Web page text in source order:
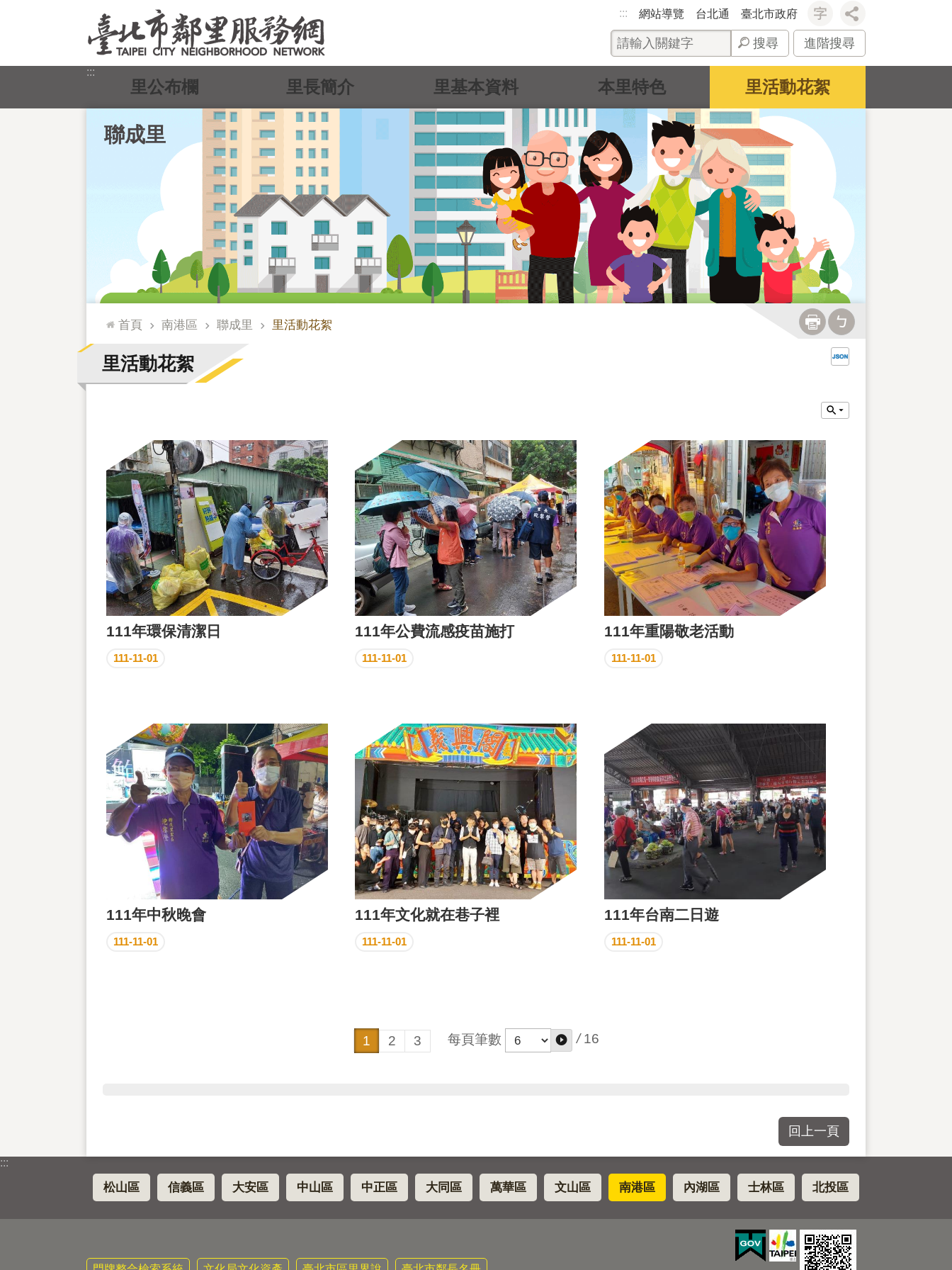
::: 網站導覽 台北通 臺北市政府
搜尋 進階搜尋
:::
聯成里
里公布欄 里長簡介 里基本資料 本里特色 里活動花絮
::: 首頁 南港區 聯成里 里活動花絮
里活動花絮
111年環保清潔日
111-11-01
111年公費流感疫苗施打
111-11-01
111年重陽敬老活動
111-11-01
111年中秋晚會
111-11-01
111年文化就在巷子裡
111-11-01
111年台南二日遊
111-11-01
1 2 3 每頁筆數 / 16
回上一頁
:::
松山區 信義區 大安區 中山區 中正區 大同區 萬華區 文山區 南港區 內湖區 士林區 北投區